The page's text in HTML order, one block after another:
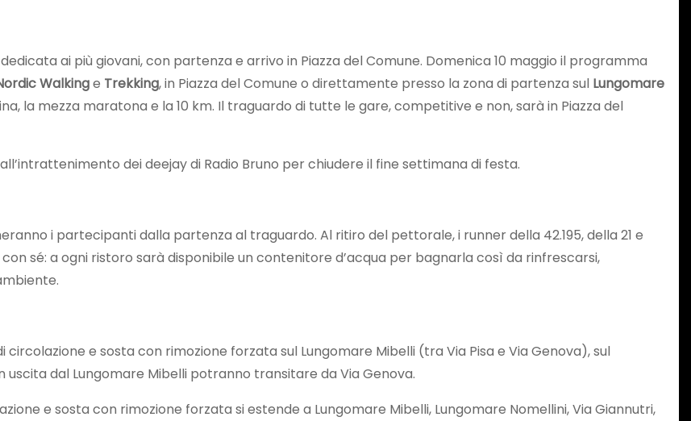
ai più giovani, con partenza e arrivo in Piazza del Comune. Domenica 10 maggio il programma
Walkinge Trekking, in Piazza del Comune o direttamente presso la zona di partenza sul Lungomare
la mezza maratona e la 10 km. Il traguardo di tutte le gare, competitive e non, sarà in Piazza del
dei deejay di Radio Bruno per chiudere il fine settimana di festa.
i partecipanti dalla partenza al traguardo. Al ritiro del pettorale, i runner della 42.195, della 21 e
sé: a ogni ristoro sarà disponibile un contenitore d’acqua per bagnarla così da rinfrescarsi,
circolazione e sosta con rimozione forzata sul Lungomare Mibelli (tra Via Pisa e Via Genova), sul
uscita dal Lungomare Mibelli potranno transitare da Via Genova.
e sosta con rimozione forzata si estende a Lungomare Mibelli, Lungomare Nomellini, Via Giannutri,